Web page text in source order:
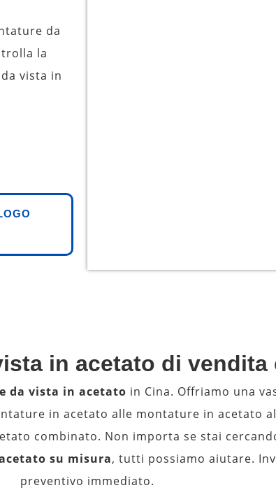
da
la
vista in
in acetato di vendita
da vista in acetato in Cina. Offriamo una
in acetato alle montature in acetato
combinato. Non importa se stai
su misura, tutti possiamo aiutare.
preventivo immediato.